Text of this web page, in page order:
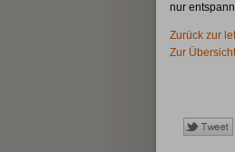
nur
Zurück zur
Zur